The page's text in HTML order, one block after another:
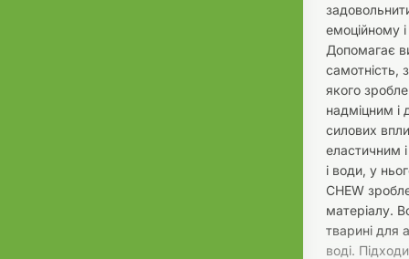
емоційному
Допомагає
самотність,
якого
надміцним і
силових
еластичним
і води, у
CHEW
матеріалу.
тварині для
воді.